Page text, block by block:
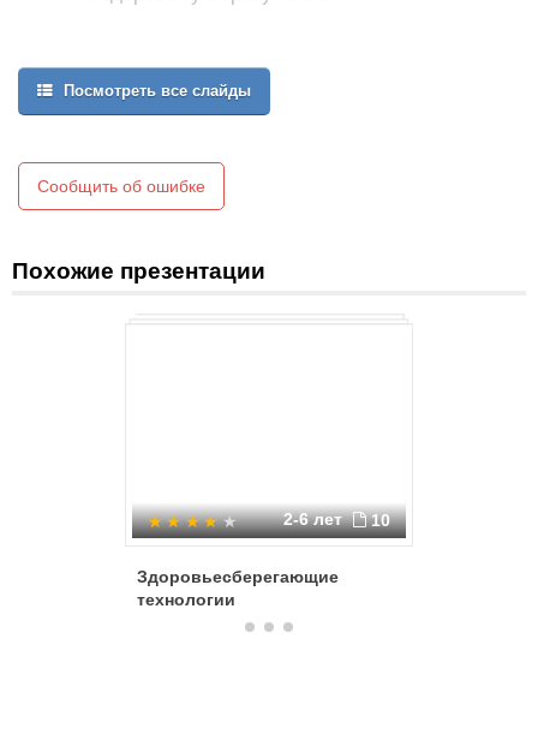
Посмотреть все слайды
Сообщить об ошибке
Похожие презентации
2-6 лет 10
Здоровьесберегающие
технологии